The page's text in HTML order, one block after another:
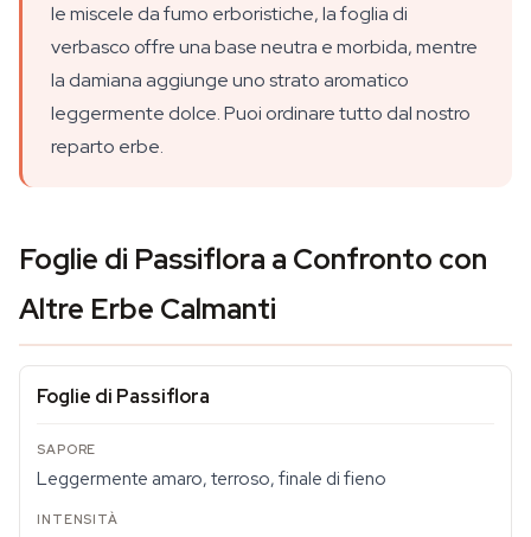
le miscele da fumo erboristiche, la foglia di
verbasco offre una base neutra e morbida, mentre
la damiana aggiunge uno strato aromatico
leggermente dolce. Puoi ordinare tutto dal nostro
reparto erbe.
Foglie di Passiflora a Confronto con
Altre Erbe Calmanti
Foglie di Passiflora
Leggermente amaro, terroso, finale di fieno